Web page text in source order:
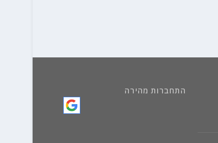
התחברות מהירה